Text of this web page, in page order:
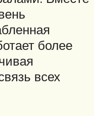
более
всех